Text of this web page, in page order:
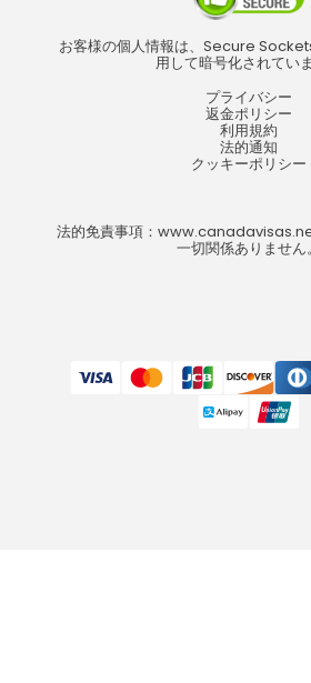
お客様の個人情報は、Secure
用して暗号化されていま
プライバシー
返金ポリシー
利用規約
法的通知
クッキーポリシー
法的免責事項：
一切関係ありません。